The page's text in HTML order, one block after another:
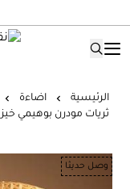
الرئيسية اضاءة
ثريات مودرن بوهيمي
وصل حديثا